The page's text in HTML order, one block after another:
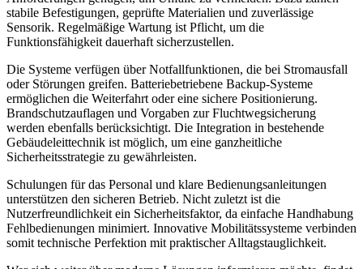
stabile Befestigungen, geprüfte Materialien und zuverlässige
Sensorik. Regelmäßige Wartung ist Pflicht, um die
Funktionsfähigkeit dauerhaft sicherzustellen.
Die Systeme verfügen über Notfallfunktionen, die bei Stromausfall
oder Störungen greifen. Batteriebetriebene Backup-Systeme
ermöglichen die Weiterfahrt oder eine sichere Positionierung.
Brandschutzauflagen und Vorgaben zur Fluchtwegsicherung
werden ebenfalls berücksichtigt. Die Integration in bestehende
Gebäudeleittechnik ist möglich, um eine ganzheitliche
Sicherheitsstrategie zu gewährleisten.
Schulungen für das Personal und klare Bedienungsanleitungen
unterstützen den sicheren Betrieb. Nicht zuletzt ist die
Nutzerfreundlichkeit ein Sicherheitsfaktor, da einfache Handhabung
Fehlbedienungen minimiert. Innovative Mobilitätssysteme verbinden
somit technische Perfektion mit praktischer Alltagstauglichkeit.